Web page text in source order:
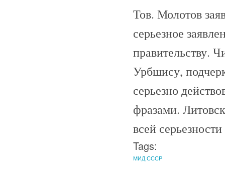
Тов. Молотов
серьезное
правительству.
Урбшису,
серьезно
фразами.
всей
Tags:
МИД СССР